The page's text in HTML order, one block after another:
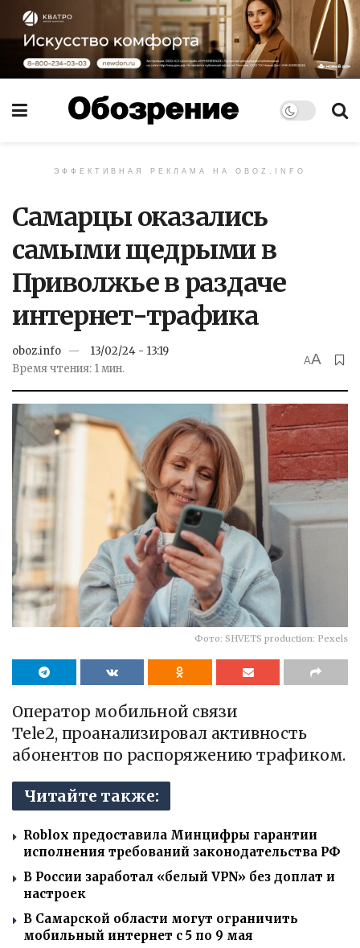
ЭФФЕКТИВНАЯ РЕКЛАМА НА OBOZ.INFO
Самарцы оказались
самыми щедрыми в
Приволжье в раздаче
интернет-трафика
oboz.info
13/02/24 - 13:19
Время чтения: 1 мин.
AA
Фото: SHVETS production: Pexels
Оператор мобильной связи
Tele2, проанализировал активность
абонентов по распоряжению трафиком.
Читайте также:
Roblox предоставила Минцифры гарантии
исполнения требований законодательства РФ
В России заработал «белый VPN» без доплат и
настроек
В Самарской области могут ограничить
мобильный интернет с 5 по 9 мая